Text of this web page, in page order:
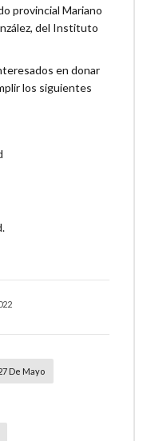
De Mayo
provincial Mariano
del Instituto
en donar
los siguientes